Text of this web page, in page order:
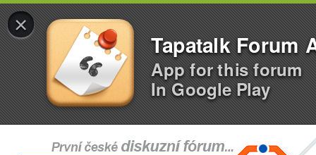
×
Tapatalk Forum
App for this forum
In Google Play